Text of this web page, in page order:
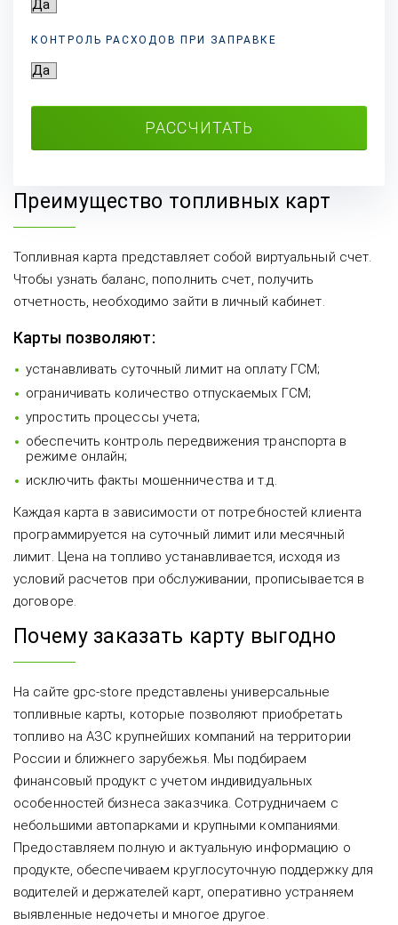
КОНТРОЛЬ РАСХОДОВ ПРИ ЗАПРАВКЕ
РАССЧИТАТЬ
Преимущество топливных карт
Топливная карта представляет собой виртуальный счет.
Чтобы узнать баланс, пополнить счет, получить
отчетность, необходимо зайти в личный кабинет.
Карты позволяют:
устанавливать суточный лимит на оплату ГСМ;
ограничивать количество отпускаемых ГСМ;
упростить процессы учета;
обеспечить контроль передвижения транспорта в
режиме онлайн;
исключить факты мошенничества и т.д.
Каждая карта в зависимости от потребностей клиента
программируется на суточный лимит или месячный
лимит. Цена на топливо устанавливается, исходя из
условий расчетов при обслуживании, прописывается в
договоре.
Почему заказать карту выгодно
На сайте gpc-store представлены универсальные
топливные карты, которые позволяют приобретать
топливо на АЗС крупнейших компаний на территории
России и ближнего зарубежья. Мы подбираем
финансовый продукт с учетом индивидуальных
особенностей бизнеса заказчика. Сотрудничаем с
небольшими автопарками и крупными компаниями.
Предоставляем полную и актуальную информацию о
продукте, обеспечиваем круглосуточную поддержку для
водителей и держателей карт, оперативно устраняем
выявленные недочеты и многое другое.